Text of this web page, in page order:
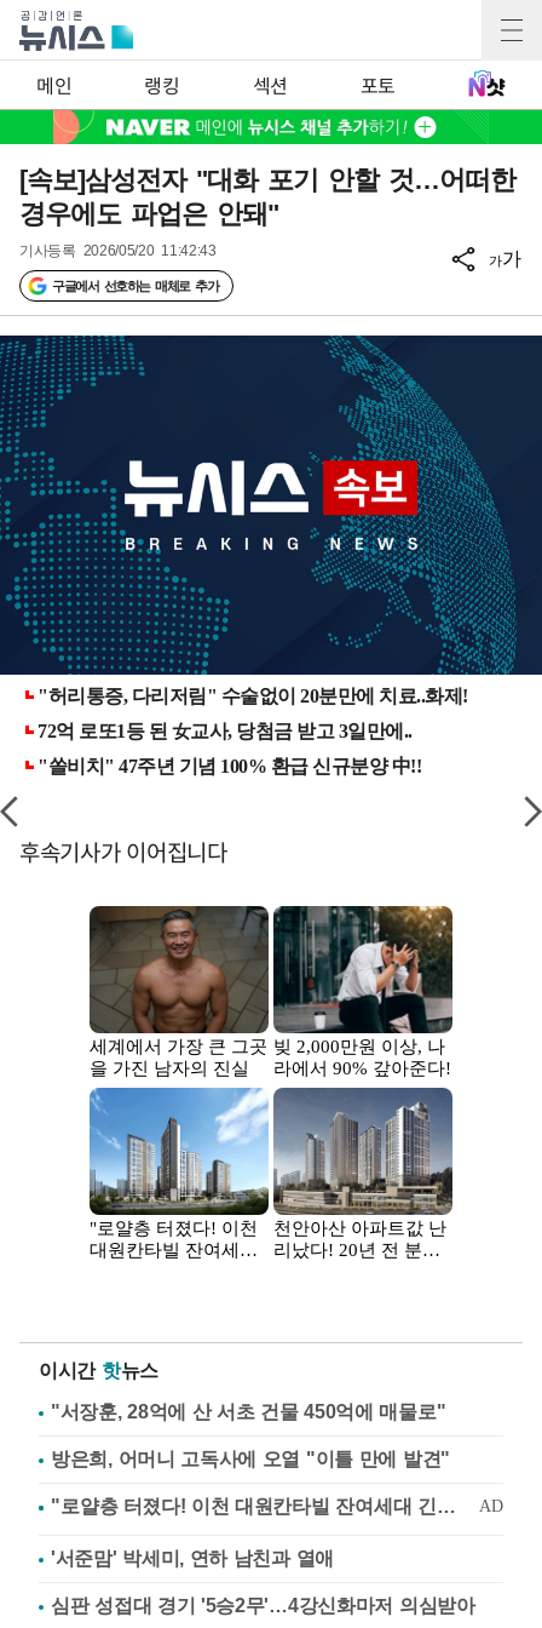
메인 랭킹 섹션 포토
[속보]삼성전자 "대화 포기 안할 것…어떠한
경우에도 파업은 안돼"
기사등록 2026/05/20 11:42:43
구글에서 선호하는 매체로 추가
가가
후속기사가 이어집니다
이시간 핫뉴스
"서장훈, 28억에 산 서초 건물 450억에 매물로"
방은희, 어머니 고독사에 오열 "이틀 만에 발견"
'서준맘' 박세미, 연하 남친과 열애
심판 성접대 경기 '5승2무'…4강신화마저 의심받아